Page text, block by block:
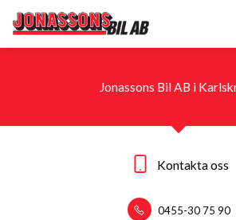
Jonassons Bil AB i
Kontakta oss
0455-30 75 90